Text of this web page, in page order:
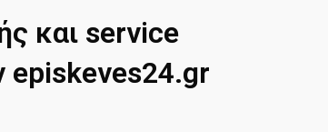
και service
episkeves24.gr